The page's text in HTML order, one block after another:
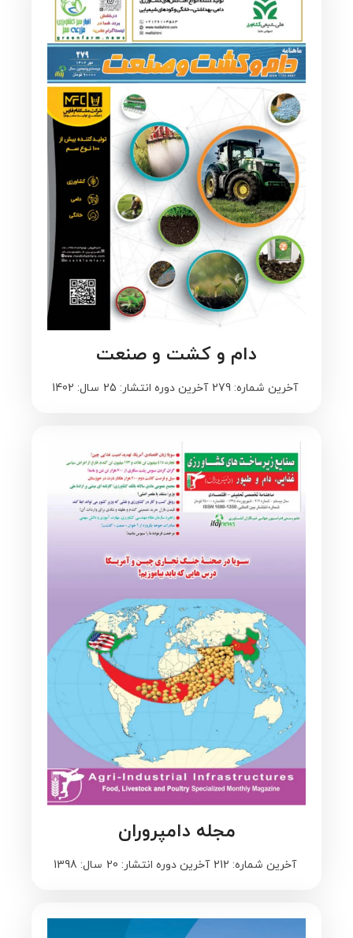
دام و کشت و صنعت
آخرین شماره: 279 آخرین دوره انتشار: 25 سال: 1402
مجله دامپروران
آخرین شماره: 212 آخرین دوره انتشار: 20 سال: 1398